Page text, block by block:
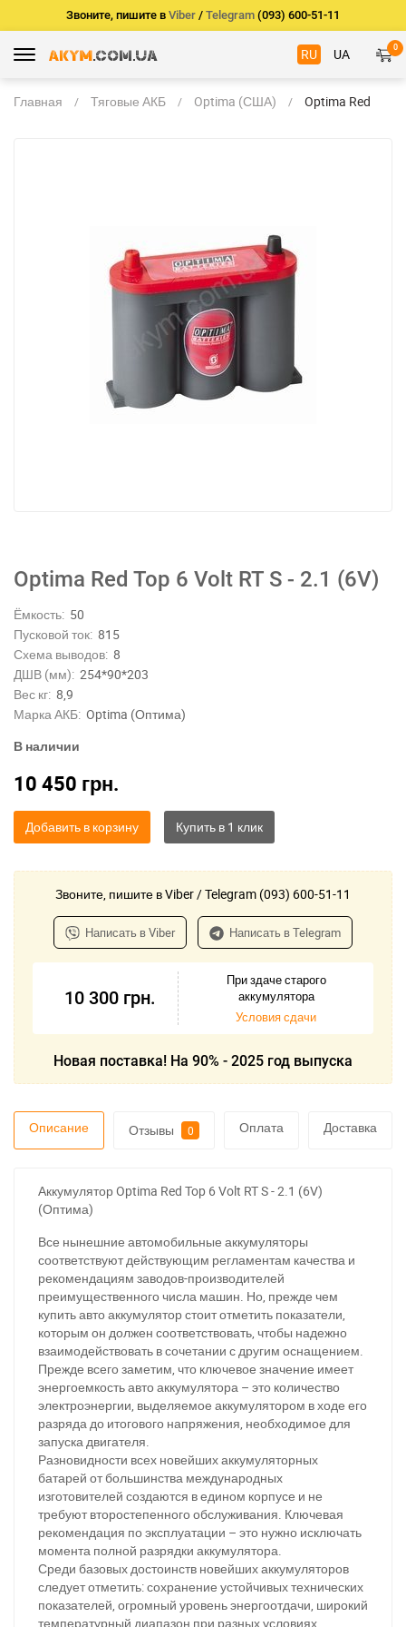
Звоните, пишите в Viber / Telegram (093) 600-51-11
RU UA 0
Главная Тяговые АКБ Optima (США)
Optima Red
Optima Red Top 6 Volt RT S - 2.1 (6V)
Ёмкость: 50
Пусковой ток: 815
Схема выводов: 8
ДШВ (мм): 254*90*203
Вес кг: 8,9
Марка АКБ: Optima (Оптима)
В наличии
10 450 грн.
Добавить в корзину
Звоните, пишите в Viber / Telegram (093) 600-51-11
Написать в Viber Написать в Telegram
10 300 грн.
При здаче старого
аккумулятора
Условия сдачи
Новая поставка! На 90% - 2025 год выпуска
Описание Отзывы 0 Оплата Доставка
Аккумулятор Optima Red Top 6 Volt RT S - 2.1 (6V)
(Оптима)
Все нынешние автомобильные аккумуляторы
соответствуют действующим регламентам качества и
рекомендациям заводов-производителей
преимущественного числа машин. Но, прежде чем
купить авто аккумулятор стоит отметить показатели,
которым он должен соответствовать, чтобы надежно
взаимодействовать в сочетании с другим оснащением.
Прежде всего заметим, что ключевое значение имеет
энергоемкость авто аккумулятора – это количество
электроэнергии, выделяемое аккумулятором в ходе его
разряда до итогового напряжения, необходимое для
запуска двигателя.
Разновидности всех новейших аккумуляторных
батарей от большинства международных
изготовителей создаются в едином корпусе и не
требуют второстепенного обслуживания. Ключевая
рекомендация по эксплуатации – это нужно исключать
момента полной разрядки аккумулятора.
Среди базовых достоинств новейших аккумуляторов
следует отметить: сохранение устойчивых технических
показателей, огромный уровень энергоотдачи, широкий
температурный диапазон при разных условиях